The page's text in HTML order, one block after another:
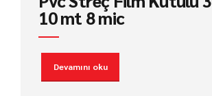
10 mt 8 mic
Devamını oku